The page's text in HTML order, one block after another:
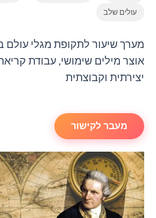
עולים שלב
מערך שיעור לתקופת מגלי עולם
אוצר מילים שימושי, עבודת
יצירתית וקבוצתית
מעבר לקישור